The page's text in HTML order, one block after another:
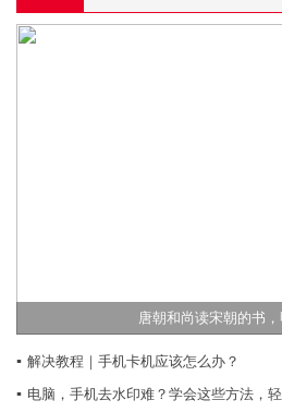
唐朝和尚读宋朝的书
▪ 解决教程｜手机卡机应该怎么办？
▪ 电脑，手机去水印难？学会这些方法，